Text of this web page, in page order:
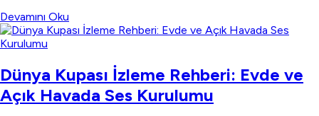
Devamını Oku
Dünya Kupası İzleme Rehberi: Evde ve
Açık Havada Ses Kurulumu